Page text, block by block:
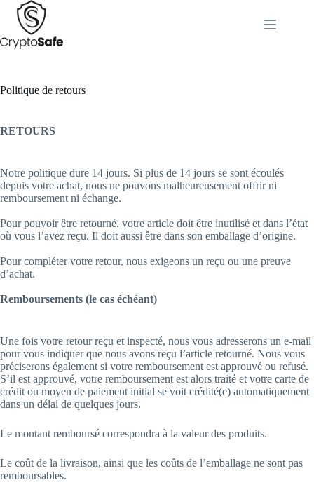
Passer
contenu
Politique de retours
RETOURS
Notre politique dure 14 jours. Si plus de 14 jours se sont écoulés
depuis votre achat, nous ne pouvons malheureusement offrir ni
remboursement ni échange.
Pour pouvoir être retourné, votre article doit être inutilisé et dans l’état
où vous l’avez reçu. Il doit aussi être dans son emballage d’origine.
Pour compléter votre retour, nous exigeons un reçu ou une preuve
d’achat.
Remboursements (le cas échéant)
Une fois votre retour reçu et inspecté, nous vous adresserons un e-mail
pour vous indiquer que nous avons reçu l’article retourné. Nous vous
préciserons également si votre remboursement est approuvé ou refusé.
S’il est approuvé, votre remboursement est alors traité et votre carte de
crédit ou moyen de paiement initial se voit crédité(e) automatiquement
dans un délai de quelques jours.
Le montant remboursé correspondra à la valeur des produits.
Le coût de la livraison, ainsi que les coûts de l’emballage ne sont pas
remboursables.